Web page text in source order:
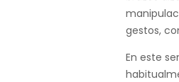
gestos,
En este